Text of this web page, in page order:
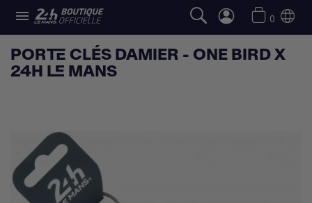
 0
PORTE CLÉS DAMIER - ONE BIRD X
24H LE MANS